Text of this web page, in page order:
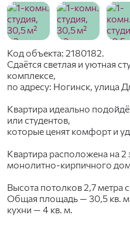
Код объекта: 2180182.
Сдаётся светлая и уютная
комплексе,
по адресу: Ногинск, улица
Квартира идеально
или студентов,
которые ценят комфорт и
Квартира расположена на 2
монолитно-кирпичного
Высота потолков 2,7 метра
Общая площадь — 30,5 кв.
кухни — 4 кв. м.